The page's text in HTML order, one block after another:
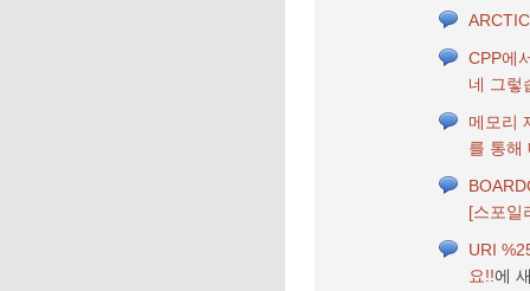
ARCTIC
CPP에
네 그렇
메모리
를 통해
[스포일
URI
요!!에